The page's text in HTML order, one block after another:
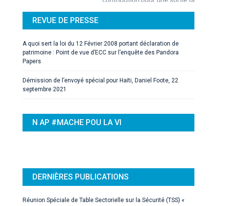
REVUE DE PRESSE
A quoi sert la loi du 12 Février 2008 portant déclaration de
patrimoine : Point de vue d’ECC sur l’enquête des Pandora
Papers
Démission de l’envoyé spécial pour Haïti, Daniel Foote, 22
septembre 2021
N AP #MACHE POU LA VI
DERNIÈRES PUBLICATIONS
Réunion Spéciale de Table Sectorielle sur la Sécurité (TSS) «